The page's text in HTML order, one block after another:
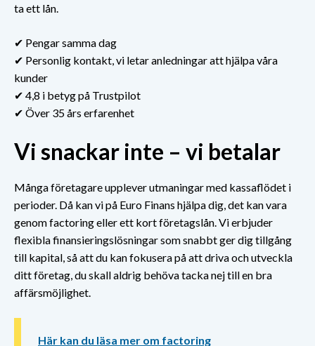
ta ett lån.
✔ Pengar samma dag
✔ Personlig kontakt, vi letar anledningar att hjälpa våra
kunder
✔ 4,8 i betyg på Trustpilot
✔ Över 35 års erfarenhet
Vi snackar inte – vi betalar
Många företagare upplever utmaningar med kassaflödet i
perioder. Då kan vi på Euro Finans hjälpa dig, det kan vara
genom factoring eller ett kort företagslån. Vi erbjuder
flexibla finansieringslösningar som snabbt ger dig tillgång
till kapital, så att du kan fokusera på att driva och utveckla
ditt företag, du skall aldrig behöva tacka nej till en bra
affärsmöjlighet.
Här kan du läsa mer om factoring